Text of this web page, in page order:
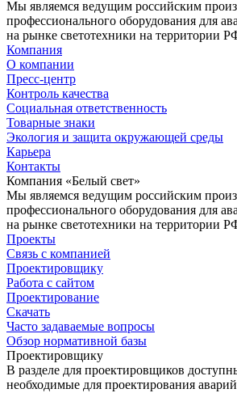
Мы являемся ведущим российским
профессионального оборудования для
на рынке светотехники на территории
Компания
О компании
Пресс-центр
Контроль качества
Социальная ответственность
Товарные знаки
Экология и защита окружающей среды
Карьера
Контакты
Компания «Белый свет»
Мы являемся ведущим российским
профессионального оборудования для
на рынке светотехники на территории
Проекты
Связь с компанией
Проектировщику
Работа с сайтом
Проектирование
Скачать
Часто задаваемые вопросы
Обзор нормативной базы
Проектировщику
В разделе для проектировщиков
необходимые для проектирования